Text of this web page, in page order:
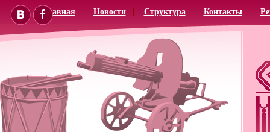
Главная Новости Структура Контакты